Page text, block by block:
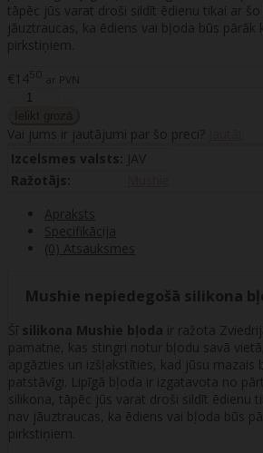
tāpēc jūs varat droši sildīt ēdienu tikai ar
jāuztraucas, ka ēdiens vai bļoda būs pārāk
pirkstiņiem.
€1450 ar PVN
Vai jums ir jautājumi par šo preci?
Izcelsmes valsts: JAV
Ražotājs:
Apraksts
Specifikācija
(0) Atsauksmes
Mushie nepiedegošā silikona
Šī silikona Mushie bļoda ir ražota
pamatne, kas stingri notur bļodu savā
apgāzties un izšļakstīties, kad jūsu mazais
patstāvīgi. Lipīgā bļoda ir izgatavota no
silikona, tāpēc jūs varat droši sildīt ēdienu
nav jāuztraucas, ka ēdiens vai bļoda būs
pirkstiņiem.